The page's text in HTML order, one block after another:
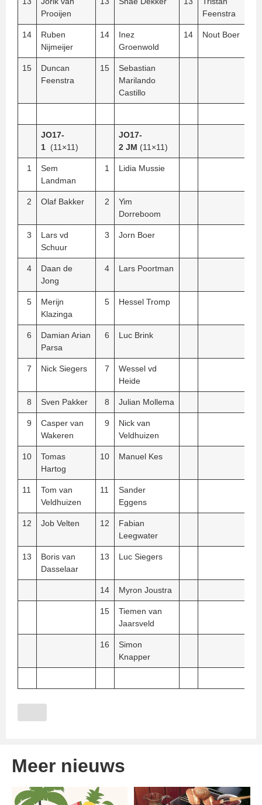
Prooijen
Feenstra
14
Ruben
Nijmeijer
14
Inez
Groenwold
14 Nout Boer
15
Duncan
Feenstra
15
Sebastian
Marilando
Castillo
JO17-
1 (11×11)
JO17-
2 JM (11×11)
1
Sem
Landman
1 Lidia Mussie
2 Olaf Bakker 2
Yim
Dorreboom
3
Lars vd
Schuur
3 Jorn Boer
4
Daan de
Jong
4 Lars Poortman
5
Merijn
Klazinga
5 Hessel Tromp
6
Damian Arian
Parsa
6 Luc Brink
7 Nick Siegers 7
Wessel vd
Heide
8 Sven Pakker 8 Julian Mollema
9
Casper van
Wakeren
9
Nick van
Veldhuizen
10
Tomas
Hartog
10 Manuel Kes
11
Tom van
Veldhuizen
11
Sander
Eggens
12 Job Velten 12
Fabian
Leegwater
13
Boris van
Dasselaar
13 Luc Siegers
14 Myron Joustra
15
Tiemen van
Jaarsveld
16
Simon
Knapper
Meer nieuws